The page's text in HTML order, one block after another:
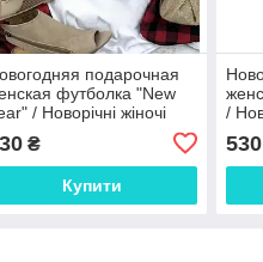
подарочная
футболка "New
/ Новорічні жіночі
₴
Купити
/
530